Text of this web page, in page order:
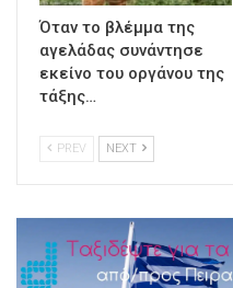
Όταν το βλέμμα της
αγελάδας συνάντησε
εκείνο του οργάνου της
τάξης…
PREV NEXT